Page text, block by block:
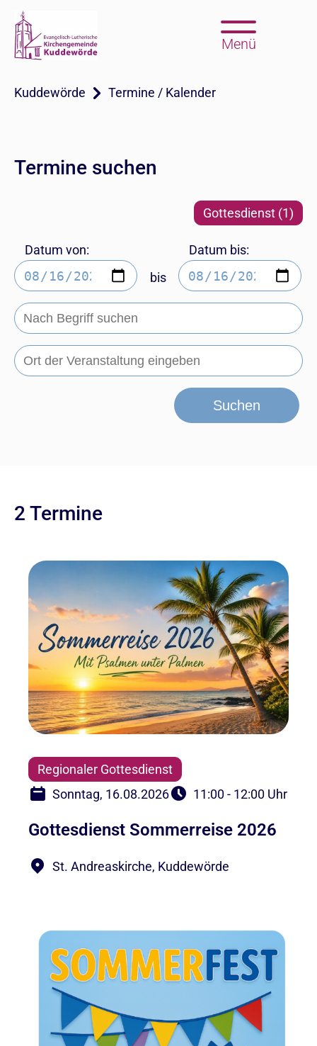
Menü
Kuddewörde Termine / Kalender
Termine suchen
Gottesdienst (1)
Datum von:
bis
Datum bis:
Suchen
2 Termine
Regionaler Gottesdienst
Sonntag, 16.08.2026
11:00 - 12:00 Uhr
Gottesdienst Sommerreise 2026
St. Andreaskirche, Kuddewörde